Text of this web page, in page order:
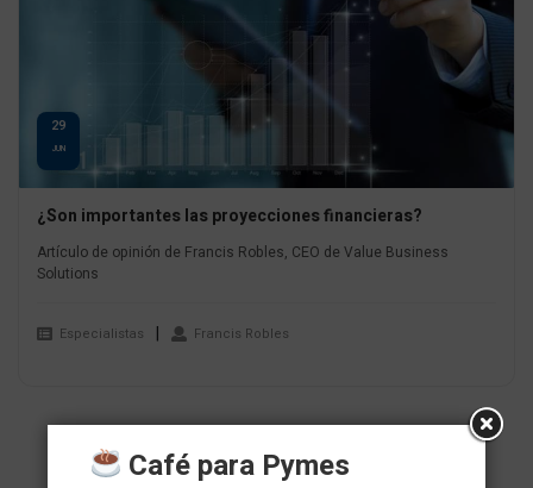
29
JUN
¿Son importantes las proyecciones financieras?
Artículo de opinión de Francis Robles, CEO de Value Business
Solutions
Especialistas Francis Robles
Café para Pymes